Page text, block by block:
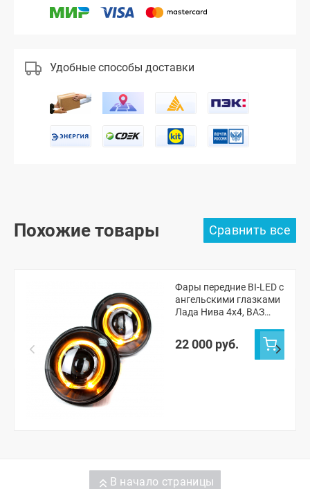
Удобные способы доставки
Похожие товары
Фары передние BI-LED с
ангельскими глазками
Лада Нива 4х4, ВАЗ
22 000 руб.
В начало страницы